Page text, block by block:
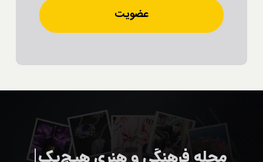
عضویت